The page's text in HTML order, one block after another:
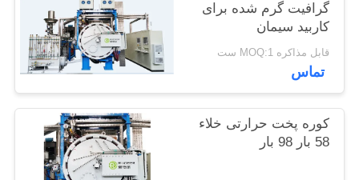
سیاست
حفظ
حریم
خصوصی
گرافیت گرم شده برای
کاربید سیمان
قابل مذاکره MOQ:1 ست
تماس
کوره پخت حرارتی خلاء
58 بار 98 بار